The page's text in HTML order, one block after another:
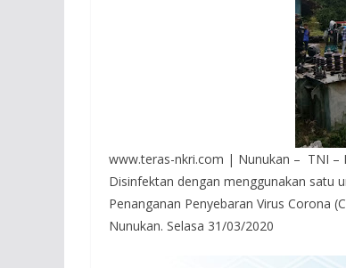
www.teras-nkri.com | Nunukan – TNI –
Disinfektan dengan menggunakan satu
Penanganan Penyebaran Virus Corona
Nunukan. Selasa 31/03/2020